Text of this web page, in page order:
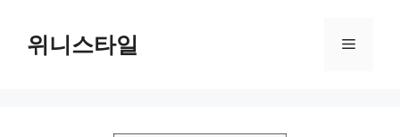
위니스타일 메